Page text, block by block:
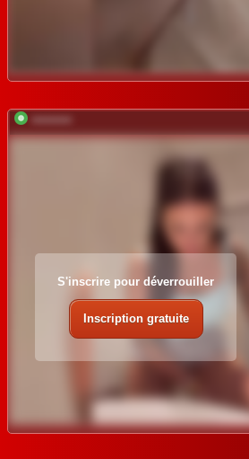
S'inscrire pour déverrouiller
Inscription gratuite